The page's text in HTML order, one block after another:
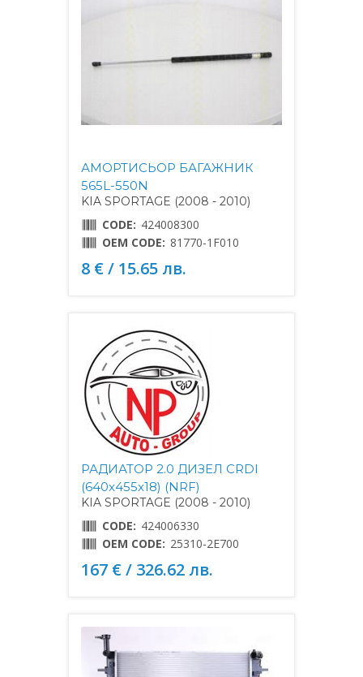
АМОРТИСЬОР БАГАЖНИК
565L-550N
KIA SPORTAGE (2008 - 2010)
CODE: 424008300
OEM CODE: 81770-1F010
8 € / 15.65 лв.
РАДИАТОР 2.0 ДИЗЕЛ CRDI
(640x455x18) (NRF)
KIA SPORTAGE (2008 - 2010)
CODE: 424006330
OEM CODE: 25310-2E700
167 € / 326.62 лв.